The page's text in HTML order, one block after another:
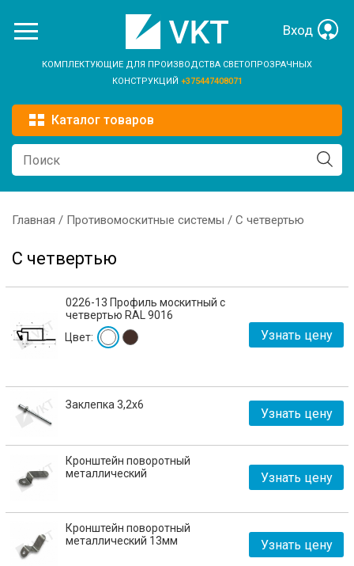
КОМПЛЕКТУЮЩИЕ ДЛЯ ПРОИЗВОДСТВА СВЕТОПРОЗРАЧНЫХ
КОНСТРУКЦИЙ +375447408071
Каталог товаров
Вход
Главная / Противомоскитные системы / С четвертью
С четвертью
0226-13 Профиль москитный с
четвертью RAL 9016
Цвет:
Узнать цену
Заклепка 3,2х6
Узнать цену
Кронштейн поворотный
металлический
Узнать цену
Кронштейн поворотный
металлический 13мм
Узнать цену